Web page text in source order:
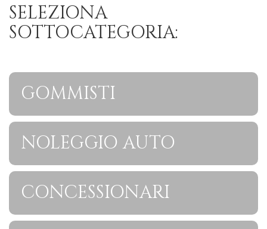
SELEZIONA
SOTTOCATEGORIA:
GOMMISTI
NOLEGGIO AUTO
CONCESSIONARI